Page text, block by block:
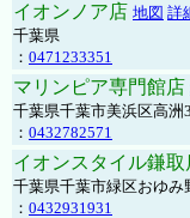
イオンノア店 地図 詳
千葉県
： 0471233351
マリンピア専門館店
千葉県千葉市美浜区高洲
： 0432782571
イオンスタイル鎌取
千葉県千葉市緑区おゆみ
： 0432931931